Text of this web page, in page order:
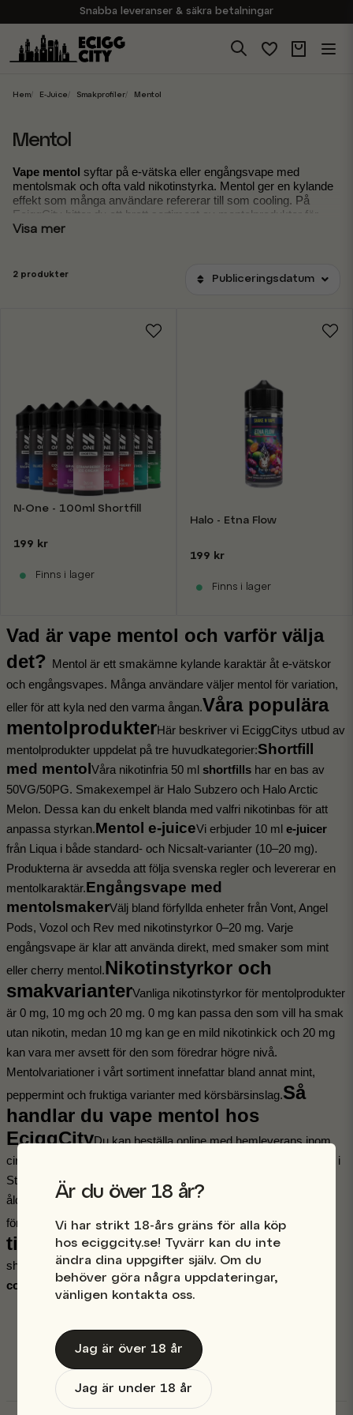
Snabba leveranser & säkra betalningar
Handla i vår butik på Sveavägen
Brett sortiment av produkter
Hem E-Juice Smakprofiler Mentol
Mentol
Vape mentol syftar på e-vätska eller engångsvape med
mentolsmak och ofta vald nikotinstyrka. Mentol ger en kylande
effekt som många användare refererar till som cooling. På
EciggCity hittar du ett brett sortiment av mentolprodukter för
olika preferenser.
Visa mer
2 produkter Publiceringsdatum
N-One - 100ml Shortfill
199 kr
Finns i lager
Halo - Etna Flow
199 kr
Finns i lager
Vad är vape mentol och varför välja
det?
Mentol är ett smakämne kylande karaktär åt e-vätskor
och engångsvapes. Många användare väljer mentol för variation,
eller för att kyla ned den varma ångan.Våra populära
mentolprodukterHär beskriver vi EciggCitys utbud av
mentolprodukter uppdelat på tre huvudkategorier:Shortfill
med mentol Våra nikotinfria 50 ml shortfills har en bas av
50VG/50PG. Smakexempel är Halo Subzero och Halo Arctic
Melon. Dessa kan du enkelt blanda med valfri nikotinbas för att
anpassa styrkan.Mentol e-juiceVi erbjuder 10 ml e-juicer
från Liqua i både standard- och Nicsalt-varianter (10–20 mg).
Produkterna är avsedda att följa svenska regler och levererar en
mentolkaraktär.Engångsvape med
mentolsmakerVälj bland förfyllda enheter från Vont, Angel
Pods, Vozol och Rev med nikotinstyrkor 0–20 mg. Varje
engångsvape är klar att använda direkt, med smaker som mint
eller cherry mentol.Nikotinstyrkor och
smakvarianterVanliga nikotinstyrkor för mentolprodukter
är 0 mg, 10 mg och 20 mg. 0 mg kan passa den som vill ha smak
utan nikotin, medan 10 mg kan ge en mild nikotinkick och 20 mg
kan vara mer avsett för den som föredrar högre nivå.
Mentolvariationer i vårt sortiment innefattar bland annat mint,
peppermint och fruktiga varianter med körsbärsinslag.Så
handlar du vape mentol hos
EciggCityDu kan beställa online med hemleverans inom
cirka 1–3 arbetsdagar, alternativt hämta i butik på Sveavägen 96 i
Stockholm. Vi erbjuder kortbetalning, Swish och faktura (via
ålderskontroll). Vid upphämtning i butik visar du giltig ID-handling
för att säkerställa rätt ålder.Relaterade
tillbehör
Nikotinboosters för att höja styrkan i
shortfills. Basvätska 50/50 och 70VG för egen blandning.
coils
som passar podsystem med mentol.
Vanliga frågor om vape mentol
Är du över 18 år?
Vi har strikt 18-års gräns för alla köp
hos eciggcity.se! Tyvärr kan du inte
ändra dina uppgifter själv. Om du
behöver göra några uppdateringar,
vänligen kontakta oss.
Jag är över 18 år
Jag är under 18 år